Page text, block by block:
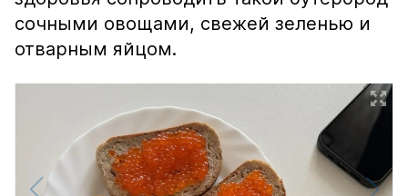
сочными овощами, свежей зеленью и
отварным яйцом.